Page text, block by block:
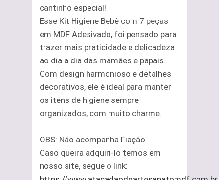
cantinho especial!
Esse Kit Higiene Bebê com 7 peças
em MDF Adesivado, foi pensado para
trazer mais praticidade e delicadeza
ao dia a dia das mamães e papais.
Com design harmonioso e detalhes
decorativos, ele é ideal para manter
os itens de higiene sempre
organizados, com muito charme.
OBS: Não acompanha Fiação
Caso queira adquiri-lo temos em
nosso site, segue o link: